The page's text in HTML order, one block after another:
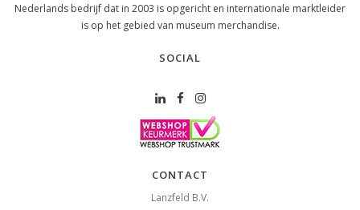
Nederlands bedrijf dat in 2003 is opgericht en internationale marktleider
is op het gebied van museum merchandise.
SOCIAL
CONTACT
Lanzfeld B.V.